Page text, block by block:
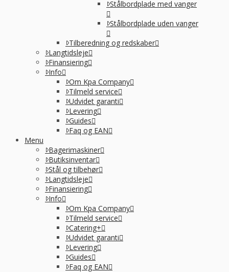
Stålbordplade med vanger
Stålbordplade uden vanger
Tilberedning og redskaber
Langtidsleje
Finansiering
Info
Om Kpa Company
Tilmeld service
Udvidet garanti
Levering
Guides
Faq og EAN
Menu
Bagerimaskiner
Butiksinventar
Stål og tilbehør
Langtidsleje
Finansiering
Info
Om Kpa Company
Tilmeld service
Catering+
Udvidet garanti
Levering
Guides
Faq og EAN